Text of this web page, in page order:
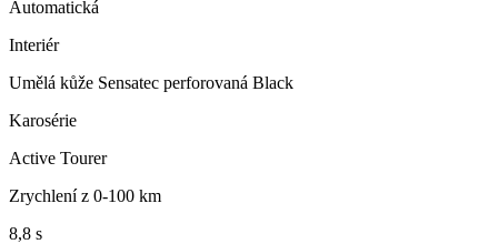
Automatická
Interiér
Umělá kůže Sensatec perforovaná Black
Karosérie
Active Tourer
Zrychlení z 0-100 km
8,8 s